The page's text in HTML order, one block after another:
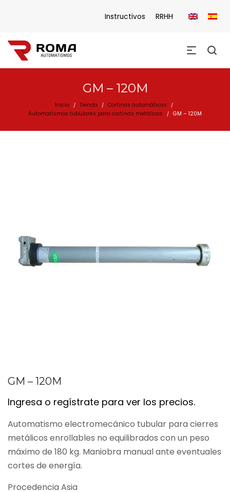
Instructivos RRHH
GM – 120M
Inicio / Tienda / Cortinas automáticas /
Automatismos tubulares para cortinas metálicas / GM – 120M
GM – 120M
Ingresa o regístrate para ver los precios.
Automatismo electromecánico tubular para cierres
metálicos enrollables no equilibrados con un peso
máximo de 180 kg. Maniobra manual ante eventuales
cortes de energía.
Procedencia Asia